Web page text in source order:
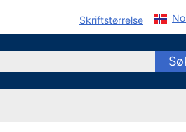
Skriftstørrelse